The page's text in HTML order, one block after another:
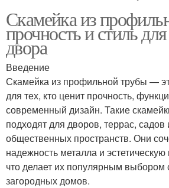
Скамейка из
прочность и стиль
двора
Введение
Скамейка из профильной трубы —
для тех, кто ценит прочность,
современный дизайн. Такие
подходят для дворов, террас,
общественных пространств. Они
надежность металла и эстетическую
что делает их популярным выбором
загородных домов.